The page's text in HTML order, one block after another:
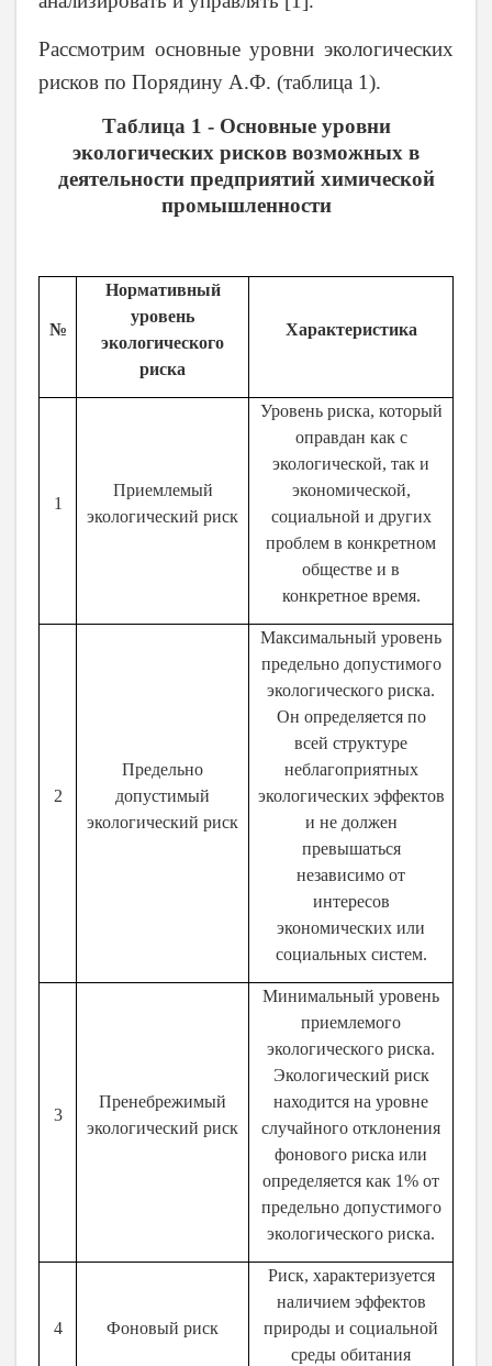
Рассмотрим основные уровни экологических
рисков по Порядину А.Ф. (таблица 1).
Таблица 1 - Основные уровни
экологических рисков возможных в
деятельности предприятий химической
промышленности
№
Нормативный
уровень
экологического
риска
Характеристика
1
Приемлемый
экологический риск
Уровень риска, который
оправдан как с
экологической, так и
экономической,
социальной и других
проблем в конкретном
обществе и в
конкретное время.
2
Предельно
допустимый
экологический риск
Максимальный уровень
предельно допустимого
экологического риска.
Он определяется по
всей структуре
неблагоприятных
экологических эффектов
и не должен
превышаться
независимо от
интересов
экономических или
социальных систем.
3
Пренебрежимый
экологический риск
Минимальный уровень
приемлемого
экологического риска.
Экологический риск
находится на уровне
случайного отклонения
фонового риска или
определяется как 1% от
предельно допустимого
экологического риска.
4 Фоновый риск
Риск, характеризуется
наличием эффектов
природы и социальной
среды обитания